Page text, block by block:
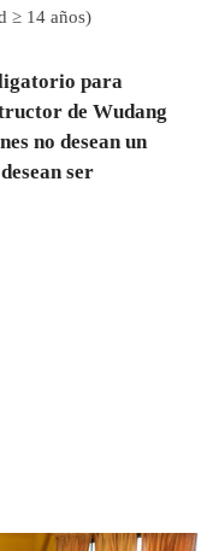
≥ 14 años)
para
de Wudang
no desean un
ser